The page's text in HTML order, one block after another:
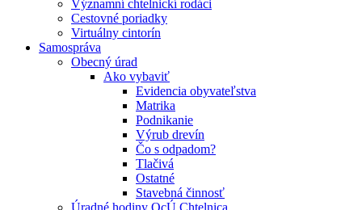
Významní chtelnickí rodáci
Cestovné poriadky
Virtuálny cintorín
Samospráva
Obecný úrad
Ako vybaviť
Evidencia obyvateľstva
Matrika
Podnikanie
Výrub drevín
Čo s odpadom?
Tlačivá
Ostatné
Stavebná činnosť
Úradné hodiny OcÚ Chtelnica